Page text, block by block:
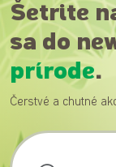
Šetrite
sa do
prírode.
Čerstvé a chutné